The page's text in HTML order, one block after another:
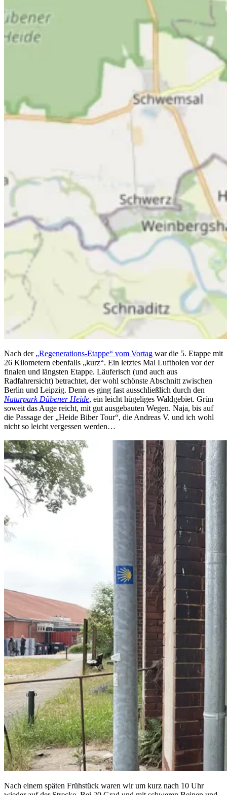
Nach der „Regenerations-Etappe“ vom Vortag war die 5. Etappe mit
26 Kilometern ebenfalls „kurz“. Ein letztes Mal Luftholen vor der
finalen und längsten Etappe. Läuferisch (und auch aus
Radfahrersicht) betrachtet, der wohl schönste Abschnitt zwischen
Berlin und Leipzig. Denn es ging fast ausschließlich durch den
Naturpark Dübener Heide, ein leicht hügeliges Waldgebiet. Grün
soweit das Auge reicht, mit gut ausgebauten Wegen. Naja, bis auf
die Passage der „Heide Biber Tour“, die Andreas V. und ich wohl
nicht so leicht vergessen werden…
Nach einem späten Frühstück waren wir um kurz nach 10 Uhr